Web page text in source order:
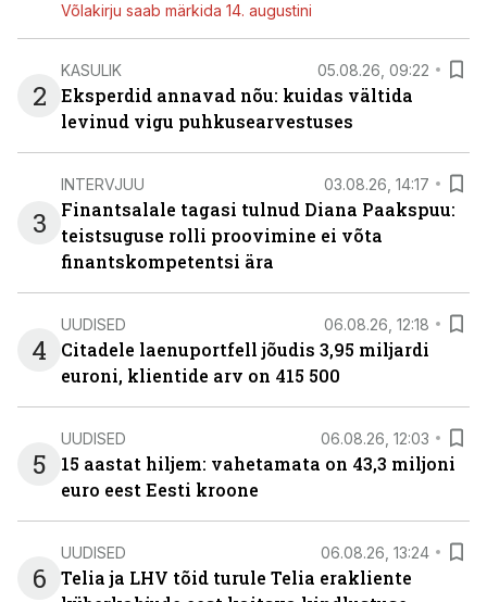
Võlakirju saab märkida 14. augustini
2
KASULIK 05.08.26, 09:22
Eksperdid annavad nõu: kuidas vältida
levinud vigu puhkusearvestuses
3
INTERVJUU 03.08.26, 14:17
Finantsalale tagasi tulnud Diana Paakspuu:
teistsuguse rolli proovimine ei võta
finantskompetentsi ära
4
UUDISED 06.08.26, 12:18
Citadele laenuportfell jõudis 3,95 miljardi
euroni, klientide arv on 415 500
5
UUDISED 06.08.26, 12:03
15 aastat hiljem: vahetamata on 43,3 miljoni
euro eest Eesti kroone
6
UUDISED 06.08.26, 13:24
Telia ja LHV tõid turule Telia erakliente